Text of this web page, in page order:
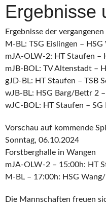
Ergebnisse
Ergebnisse der
M-BL: TSG Eislingen –
mJA-OLW-2: HT Staufen –
mJB-BOL: TV Altenstadt –
gJD-BL: HT Staufen – TSB
wJB-BL: HSG Barg/Bettr 2
wJC-BOL: HT Staufen – SG
Vorschau auf kommende
Sonntag, 06.10.2024
Forstberghalle in Wangen
mJA-OLW-2 – 15:00h: HT
M-BL – 17:00h: HSG
Die Mannschaften freuen